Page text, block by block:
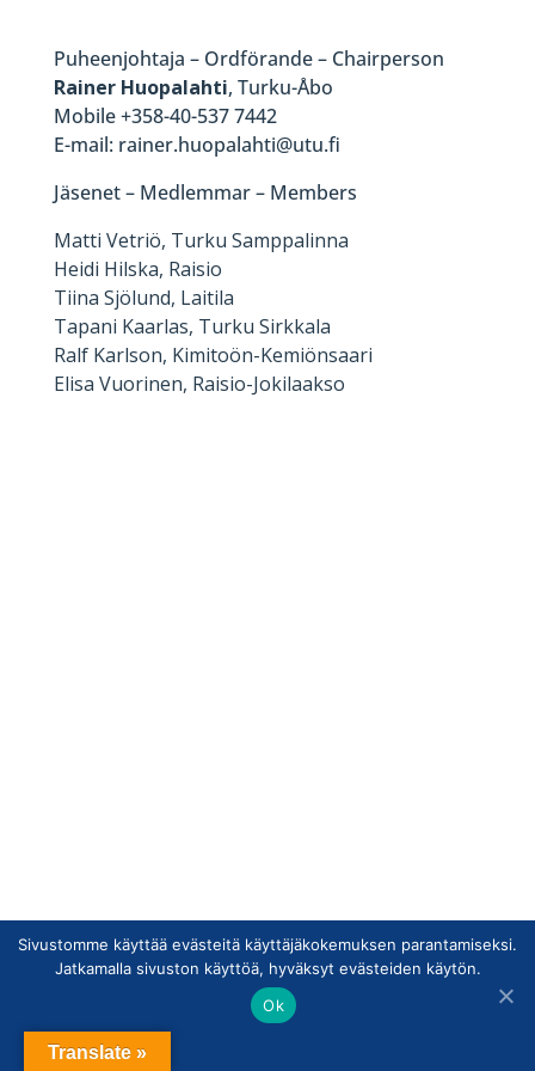
Puheenjohtaja – Ordförande – Chairperson
Rainer Huopalahti, Turku-Åbo
Mobile +358-40-537 7442
E-mail: rainer.huopalahti@utu.fi
Jäsenet – Medlemmar – Members
Matti Vetriö, Turku Samppalinna
Heidi Hilska, Raisio
Tiina Sjölund, Laitila
Tapani Kaarlas, Turku Sirkkala
Ralf Karlson, Kimitoön-Kemiönsaari
Elisa Vuorinen, Raisio-Jokilaakso
Translate »
Sivustomme käyttää evästeitä käyttäjäkokemuksen parantamiseksi.
Jatkamalla sivuston käyttöä, hyväksyt evästeiden käytön.
Ok